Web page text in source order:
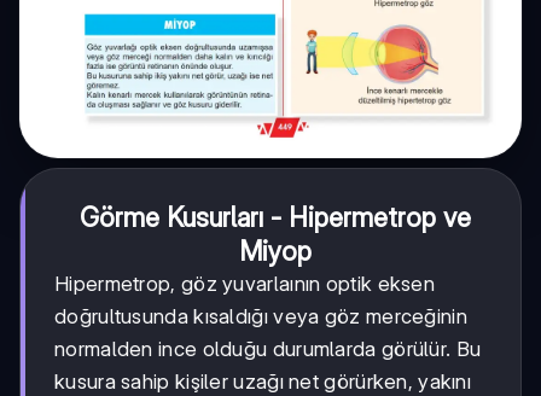
Görme Kusurları - Hipermetrop ve
Miyop
Hipermetrop, göz yuvarlaının optik eksen
doğrultusunda kısaldığı veya göz merceğinin
normalden ince olduğu durumlarda görülür. Bu
kusura sahip kişiler uzağı net görürken, yakını